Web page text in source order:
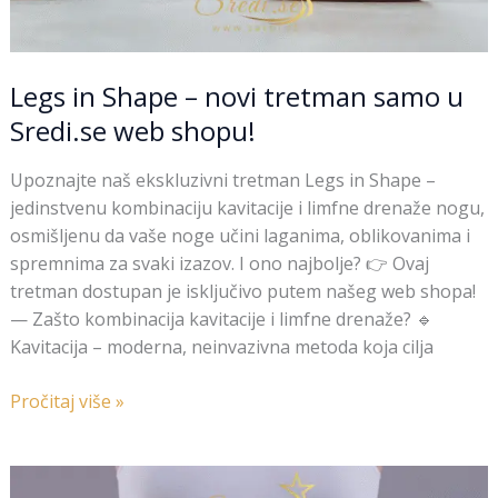
Legs in Shape – novi tretman samo u
Sredi.se web shopu!
Upoznajte naš ekskluzivni tretman Legs in Shape –
jedinstvenu kombinaciju kavitacije i limfne drenaže nogu,
osmišljenu da vaše noge učini laganima, oblikovanima i
spremnima za svaki izazov. I ono najbolje? 👉 Ovaj
tretman dostupan je isključivo putem našeg web shopa!
— Zašto kombinacija kavitacije i limfne drenaže? 🔹
Kavitacija – moderna, neinvazivna metoda koja cilja
Pročitaj više »